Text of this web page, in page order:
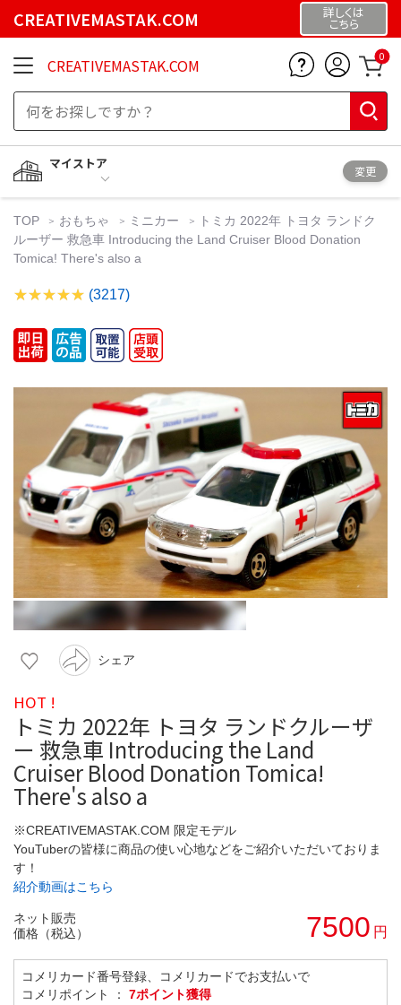
CREATIVEMASTAK.COM 詳しくは
こちら
CREATIVEMASTAK.COM 0
マイストア
変更
TOP おもちゃ ミニカー
トミカ 2022年 トヨタ ランドク
ルーザー 救急車 Introducing the Land Cruiser Blood Donation
Tomica! There's also a
(3217)
シェア
HOT !
トミカ 2022年 トヨタ ランドクルーザ
ー 救急車 Introducing the Land
Cruiser Blood Donation Tomica!
There's also a
※CREATIVEMASTAK.COM 限定モデル
YouTuberの皆様に商品の使い心地などをご紹介いただいておりま
す！
紹介動画はこちら
ネット販売
価格（税込）
7500 円
コメリカード番号登録、コメリカードでお支払いで
コメリポイント ： 7ポイント獲得